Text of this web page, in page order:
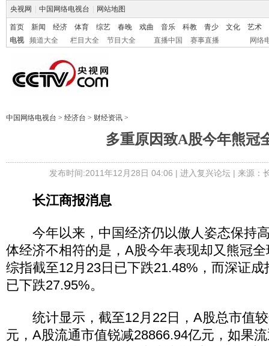
央视网 中国网络电视台 网站地图
首页 新闻 经济 体育 综艺 春晚 戏曲 音乐 科教 青少 文化
艺术
电视
频道大全 栏目大全 节目大全 直播中国 赛事直播 网络
中国网络电视台 > 经济台 > 财经资讯 >
多重原因致A股今年熊冠
发布时间:2011年12月28日 04:06 | 进入复兴论坛| 来源：
长江商报消息
今年以来，中国经济仍以傲人姿态保持
体经济不相符的是，A股今年表现却又熊冠
综指截至12月23日已下跌21.48%，而深证
已下跌27.95%。
统计显示，截至12月22日，A股总市值较
元，A股流通市值锐减28866.94亿元，如果